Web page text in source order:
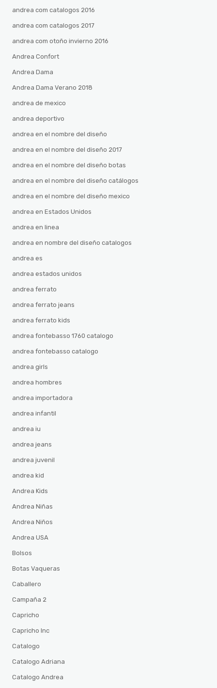
andrea com catalogos 2016
andrea com catalogos 2017
andrea com otoño invierno 2016
Andrea Confort
Andrea Dama
Andrea Dama Verano 2018
andrea de mexico
andrea deportivo
andrea en el nombre del diseño
andrea en el nombre del diseño 2017
andrea en el nombre del diseño botas
andrea en el nombre del diseño catálogos
andrea en el nombre del diseño mexico
andrea en Estados Unidos
andrea en linea
andrea en nombre del diseño catalogos
andrea es
andrea estados unidos
andrea ferrato
andrea ferrato jeans
andrea ferrato kids
andrea fontebasso 1760 catalogo
andrea fontebasso catalogo
andrea girls
andrea hombres
andrea importadora
andrea infantil
andrea iu
andrea jeans
andrea juvenil
andrea kid
Andrea Kids
Andrea Niñas
Andrea Niños
Andrea USA
Bolsos
Botas Vaqueras
Caballero
Campaña 2
Capricho
Capricho Inc
Catalogo
Catalogo Adriana
Catalogo Andrea